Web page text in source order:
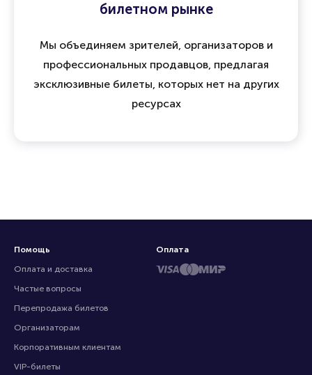
билетном рынке
Мы объединяем зрителей, организаторов и
профессиональных продавцов, предлагая
эксклюзивные билеты, которых нет на других
ресурсах
Помощь
Оплата и доставка
Частые вопросы
Перепродажа билетов
Организаторам
Корпоративным клиентам
VIP-билеты
Оплата